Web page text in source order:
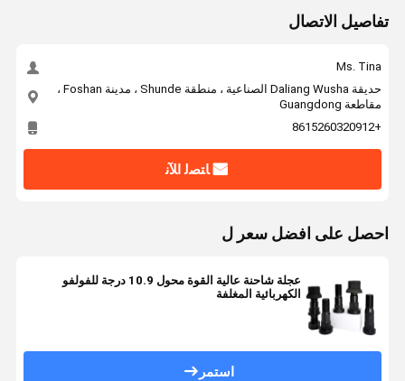
تفاصيل الاتصال
Ms. Tina
حديقة Daliang Wusha الصناعية ، منطقة Shunde ، مدينة Foshan ،
مقاطعة Guangdong
+8615260320912
ﺎﺘﺼﻟ ﺍﻶﻧ
احصل على افضل سعر ل
عجلة شاحنة عالية القوة محول 10.9 درجة للفولفو
الكهربائية المغلفة
استمر